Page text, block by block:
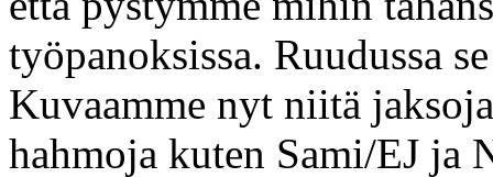
työpanoksissa. Ruudussa
Kuvaamme nyt niitä
hahmoja kuten Sami/EJ ja